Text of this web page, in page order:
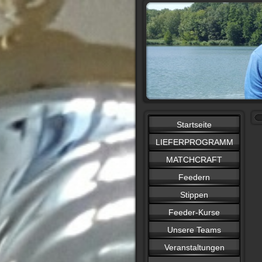
Startseite
LIEFERPROGRAMM
MATCHCRAFT
Feedern
Stippen
Feeder-Kurse
Unsere Teams
Veranstaltungen